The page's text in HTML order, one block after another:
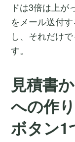
ドは3倍は上が
をメール送付
し、それだけ
す。
見積書
への作
ボタン1